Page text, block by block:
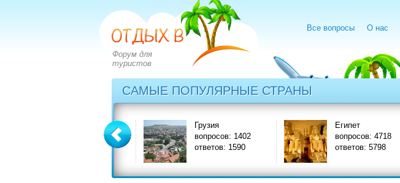
Форум для
туристов
Все вопросы О нас
САМЫЕ ПОПУЛЯРНЫЕ СТРАНЫ
вопросов: 2828
Грузия
вопросов: 1402
ответов: 1590
Египет
вопросов: 4718
ответов: 5798